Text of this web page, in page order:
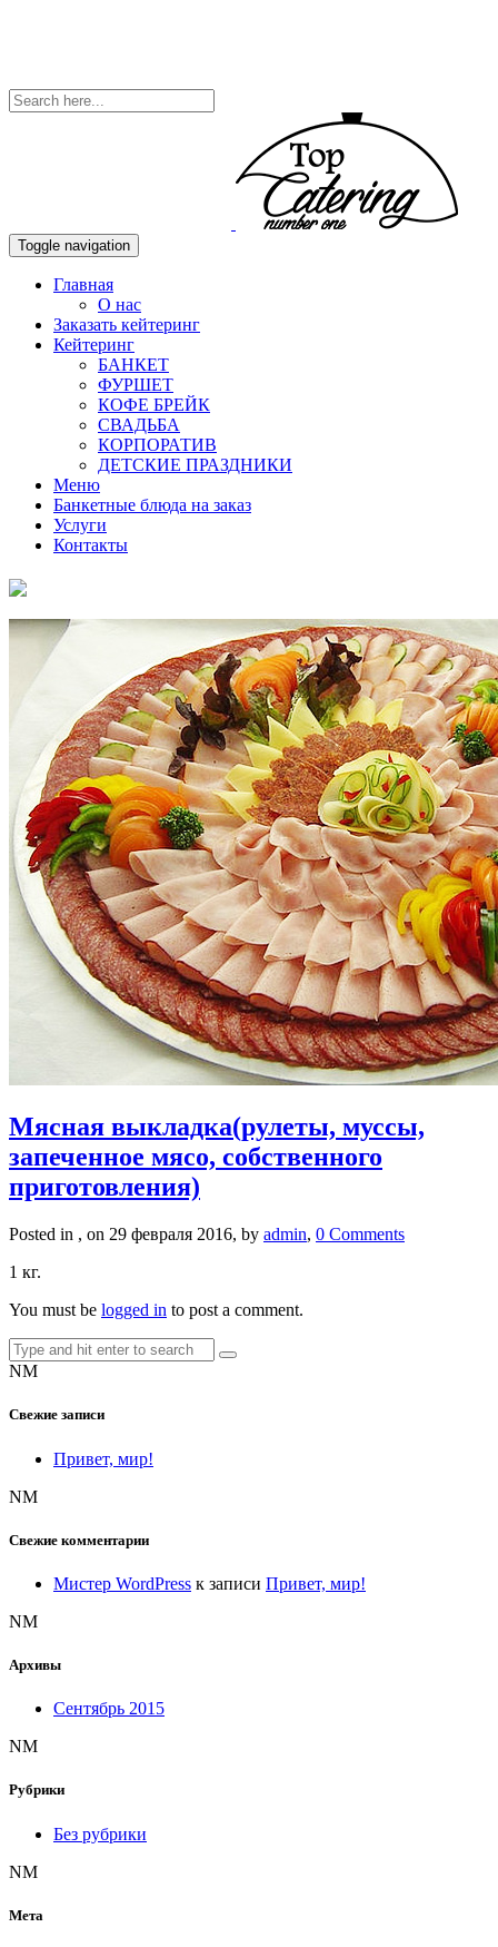
Toggle navigation
Главная
О нас
Заказать кейтеринг
Кейтеринг
БАНКЕТ
ФУРШЕТ
КОФЕ БРЕЙК
СВАДЬБА
КОРПОРАТИВ
ДЕТСКИЕ ПРАЗДНИКИ
Меню
Банкетные блюда на заказ
Услуги
Контакты
Мясная выкладка(рулеты, муссы,
запеченное мясо, собственного
приготовления)
Posted in , on 29 февраля 2016, by admin, 0 Comments
1 кг.
You must be logged in to post a comment.
NM
Свежие записи
Привет, мир!
NM
Свежие комментарии
Мистер WordPress к записи Привет, мир!
NM
Архивы
Сентябрь 2015
NM
Рубрики
Без рубрики
NM
Мета